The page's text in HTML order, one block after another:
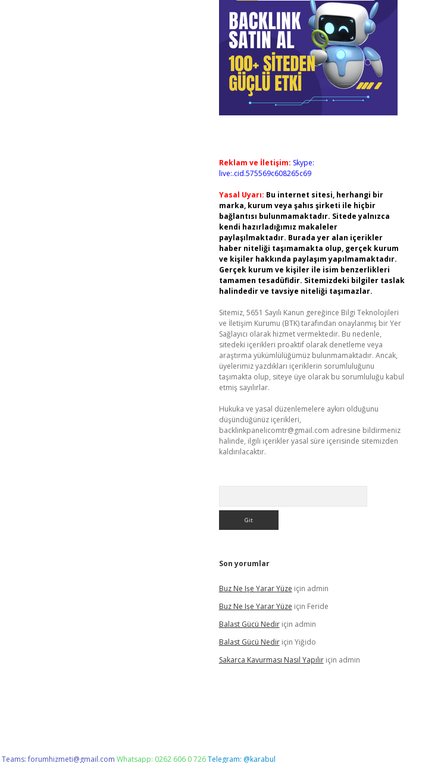
Reklam ve İletişim: Skype:
live:.cid.575569c608265c69
Yasal Uyarı: Bu internet sitesi, herhangi bir
marka, kurum veya şahıs şirketi ile hiçbir
bağlantısı bulunmamaktadır. Sitede yalnızca
kendi hazırladığımız makaleler
paylaşılmaktadır. Burada yer alan içerikler
haber niteliği taşımamakta olup, gerçek kurum
ve kişiler hakkında paylaşım yapılmamaktadır.
Gerçek kurum ve kişiler ile isim benzerlikleri
tamamen tesadüfidir. Sitemizdeki bilgiler taslak
halindedir ve tavsiye niteliği taşımazlar.
Sitemiz, 5651 Sayılı Kanun gereğince Bilgi Teknolojileri
ve İletişim Kurumu (BTK) tarafından onaylanmış bir Yer
Sağlayıcı olarak hizmet vermektedir. Bu nedenle,
sitedeki içerikleri proaktif olarak denetleme veya
araştırma yükümlülüğümüz bulunmamaktadır. Ancak,
üyelerimiz yazdıkları içeriklerin sorumluluğunu
taşımakta olup, siteye üye olarak bu sorumluluğu kabul
etmiş sayılırlar.
Hukuka ve yasal düzenlemelere aykırı olduğunu
düşündüğünüz içerikleri,
backlinkpanelicomtr@gmail.com adresine bildirmeniz
halinde, ilgili içerikler yasal süre içerisinde sitemizden
kaldırılacaktır.
Son yorumlar
Buz Ne Işe Yarar Yüze için admin
Buz Ne Işe Yarar Yüze için Feride
Balast Gücü Nediriçin admin
Balast Gücü Nediriçin Yiğido
Sakarca Kavurması Nasıl Yapılıriçin admin
Teams:forumhizmeti@gmail.com Whatsapp: 0262 606 0 726Telegram: @karabul